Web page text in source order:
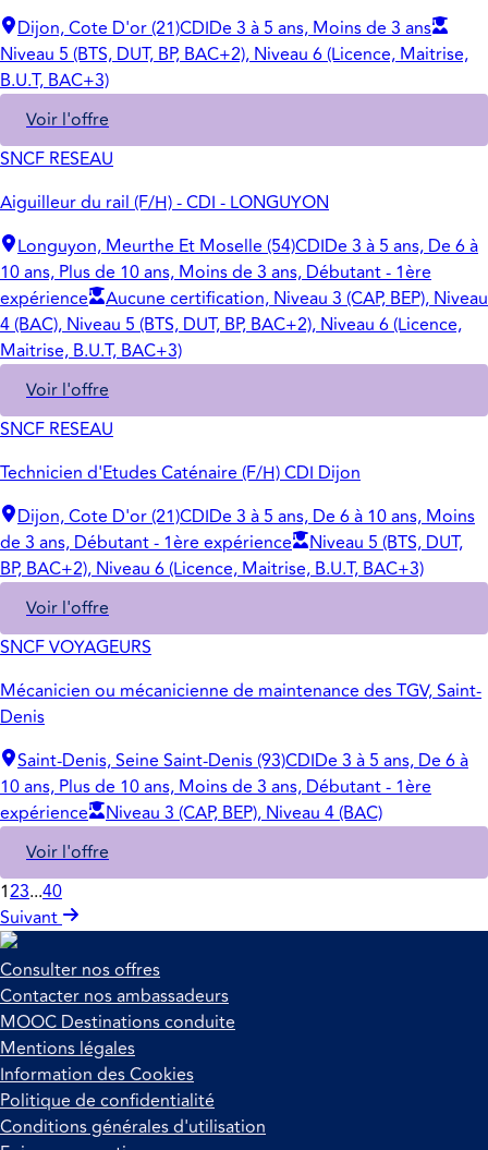
Dijon, Cote D'or (21)CDIDe 3 à 5 ans, Moins de 3 ans
Niveau 5 (BTS, DUT, BP, BAC+2), Niveau 6 (Licence, Maitrise,
B.U.T, BAC+3)
Voir l'offre
SNCF RESEAU
Aiguilleur du rail (F/H) - CDI - LONGUYON
Longuyon, Meurthe Et Moselle (54)CDIDe 3 à 5 ans, De 6 à
10 ans, Plus de 10 ans, Moins de 3 ans, Débutant - 1ère
expérience
Aucune certification, Niveau 3 (CAP, BEP), Niveau
4 (BAC), Niveau 5 (BTS, DUT, BP, BAC+2), Niveau 6 (Licence,
Maitrise, B.U.T, BAC+3)
Voir l'offre
SNCF RESEAU
Technicien d'Etudes Caténaire (F/H) CDI Dijon
Dijon, Cote D'or (21)CDIDe 3 à 5 ans, De 6 à 10 ans, Moins
de 3 ans, Débutant - 1ère expérience
Niveau 5 (BTS, DUT,
BP, BAC+2), Niveau 6 (Licence, Maitrise, B.U.T, BAC+3)
Voir l'offre
SNCF VOYAGEURS
Mécanicien ou mécanicienne de maintenance des TGV, Saint-
Denis
Saint-Denis, Seine Saint-Denis (93)CDIDe 3 à 5 ans, De 6 à
10 ans, Plus de 10 ans, Moins de 3 ans, Débutant - 1ère
expérience
Niveau 3 (CAP, BEP), Niveau 4 (BAC)
Voir l'offre
123...40
Suivant
Consulter nos offres
Contacter nos ambassadeurs
MOOC Destinations conduite
Mentions légales
Information des Cookies
Politique de confidentialité
Conditions générales d'utilisation